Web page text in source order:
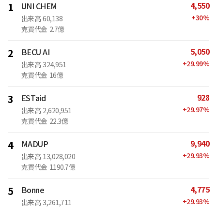
1 UNI CHEM
出来高 60,138
売買代金 2.7億
4,550
+30%
2 BECU AI
出来高 324,951
売買代金 16億
5,050
+29.99%
3 ESTaid
出来高 2,620,951
売買代金 22.3億
928
+29.97%
4 MADUP
出来高 13,028,020
売買代金 1190.7億
9,940
+29.93%
5 Bonne
出来高 3,261,711
4,775
+29.93%